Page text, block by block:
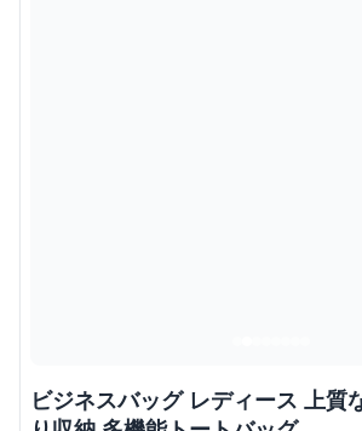
ビジネスバッグ レディース 上質